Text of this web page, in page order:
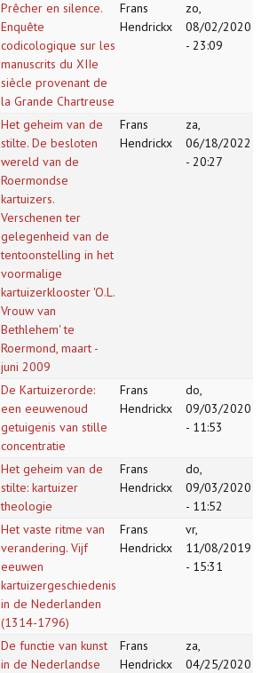
Prêcher en silence.
Enquête
codicologique sur les
manuscrits du XIIe
siècle provenant de
la Grande Chartreuse
Frans
Hendrickx
zo,
08/02/2020
- 23:09
Het geheim van de
stilte. De besloten
wereld van de
Roermondse
kartuizers.
Verschenen ter
gelegenheid van de
tentoonstelling in het
voormalige
kartuizerklooster 'O.L.
Vrouw van
Bethlehem' te
Roermond, maart -
juni 2009
Frans
Hendrickx
za,
06/18/2022
- 20:27
De Kartuizerorde:
een eeuwenoud
getuigenis van stille
concentratie
Frans
Hendrickx
do,
09/03/2020
- 11:53
Het geheim van de
stilte: kartuizer
theologie
Frans
Hendrickx
do,
09/03/2020
- 11:52
Het vaste ritme van
verandering. Vijf
eeuwen
kartuizergeschiedenis
in de Nederlanden
(1314-1796)
Frans
Hendrickx
vr,
11/08/2019
- 15:31
De functie van kunst
in de Nederlandse
Frans
Hendrickx
za,
04/25/2020